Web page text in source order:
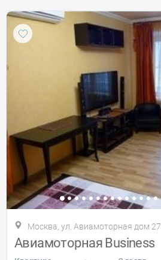
Москва, ул. Авиамоторная дом 27
Авиамоторная Business